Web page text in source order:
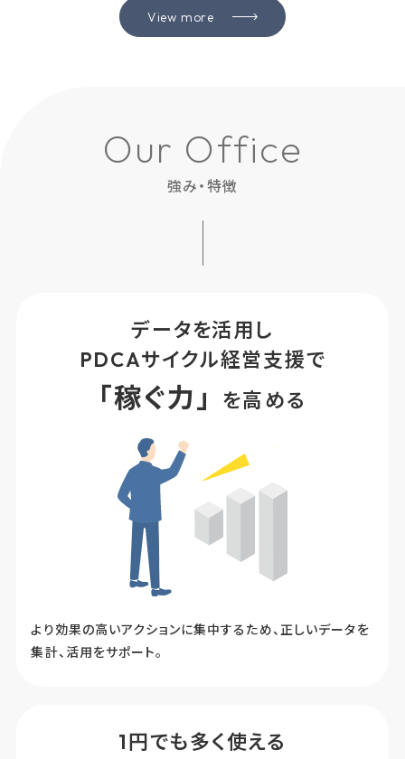
View more
Our Office
強み・特徴
データを活用し
PDCAサイクル経営支援で
「稼ぐ力」 を高める
より効果の高いアクションに集中するため、正しいデータを
集計、活用をサポート。
1円でも多く使える